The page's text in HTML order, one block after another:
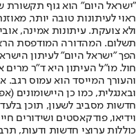
"ישראל היום" הוא גוף תקשורת
ראוי לעיתונות טובה יותר,
ולא צועקת. עיתונות אמינה,
הפך "ישראל היום" לעיתון
חול. מו"ל העיתון היא ד"ר מרים
והעורך המייסד הוא עמוס רגב.
חדשות מסביב לשעון, תוכן
וידיאו, פודקאסטים ושידורים
כוללות ערוצי חדשות ודעות,